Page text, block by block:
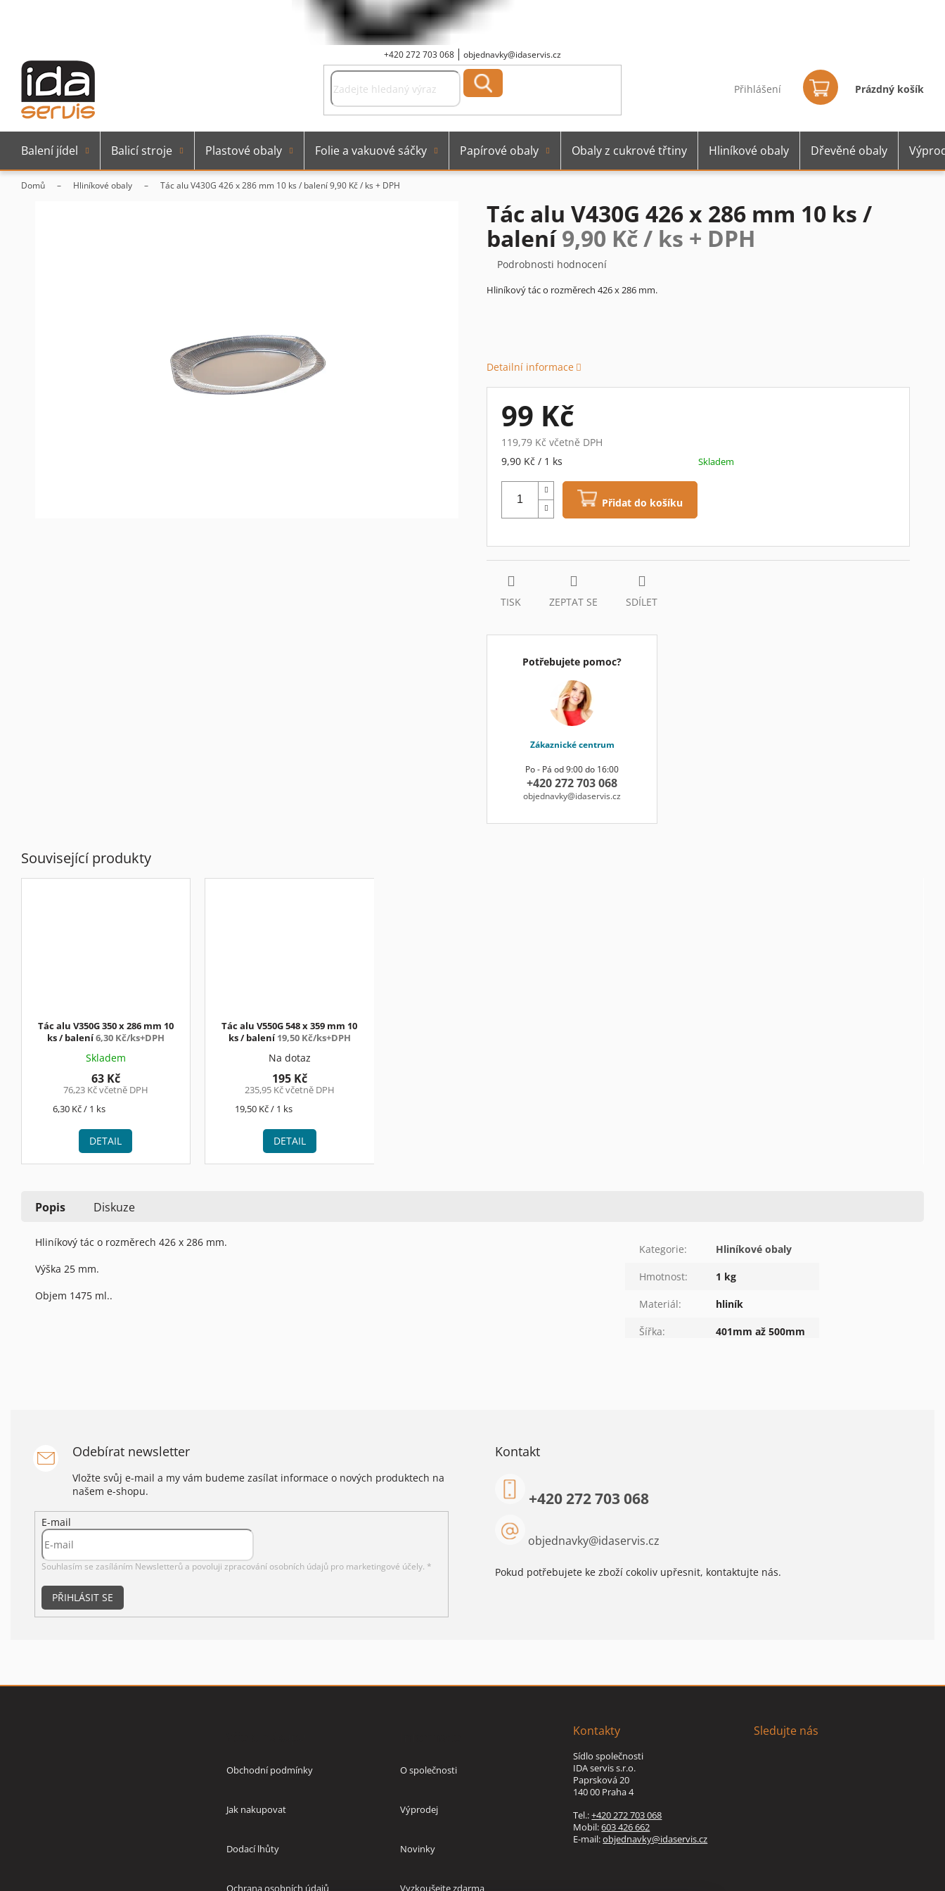
+420 272 703 068 objednavky@idaservis.cz
Přihlášení
košík
Prázdný košík
Balení jídel Balicí stroje Plastové obaly Folie a vakuové sáčky Papírové obaly Obaly z cukrové třtiny Hliníkové obaly Dřevěné obaly
Domů Hliníkové obaly Tác alu V430G 426 x 286 mm 10 ks / balení9,90 Kč / ks + DPH
Tác alu V430G 426 x 286 mm 10 ks /
balení9,90 Kč / ks + DPH
Průměrné
produktu
Podrobnosti hodnocení
Hliníkový tác o rozměrech 426 x 286 mm.
Detailní informace
99 Kč
119,79 Kč včetně DPH
Měrná
9,90 Kč / 1 ks Skladem
Přidat do košíku
TISK ZEPTAT SE SDÍLET
Potřebujete pomoc?
Zákaznické centrum
Po - Pá od 9:00 do 16:00
+420 272 703 068
objednavky@idaservis.cz
Související produkty
Tác alu V350G 350 x 286 mm 10
ks / balení6,30 Kč/ks+DPH
Skladem
76,23 Kč včetně DPH
63 Kč
Měrná
6,30 Kč / 1 ks
DETAIL
Tác alu V550G 548 x 359 mm 10
ks / balení19,50 Kč/ks+DPH
Na dotaz
235,95 Kč včetně DPH
195 Kč
Měrná
19,50 Kč / 1 ks
DETAIL
Popis Diskuze
Hliníkový tác o rozměrech 426 x 286 mm.
Výška 25 mm.
Objem 1475 ml..
Kategorie: Hliníkové obaly
Hmotnost: 1 kg
Materiál: hliník
Šířka: 401mm až 500mm
Odebírat newsletter
Vložte svůj e-mail a my vám budeme zasílat informace o nových produktech na
našem e-shopu.
E-mail
Souhlasím se zasíláním Newsletterů a povoluji zpracování osobních údajů pro marketingové účely. *
PŘIHLÁSIT SE
Kontakt
objednavky@idaservis.cz
+420 272 703 068
Pokud potřebujete ke zboží cokoliv upřesnit, kontaktujte nás.
Obchodní podmínky
Jak nakupovat
Dodací lhůty
Ochrana osobních údajů
O společnosti
Výprodej
Novinky
Vyzkoušejte zdarma
Kontakty
Sídlo společnosti
IDA servis s.r.o.
Paprsková 20
140 00 Praha 4
Tel.:+420 272 703 068
Mobil:603 426 662
E-mail:objednavky@idaservis.cz
Sledujte nás